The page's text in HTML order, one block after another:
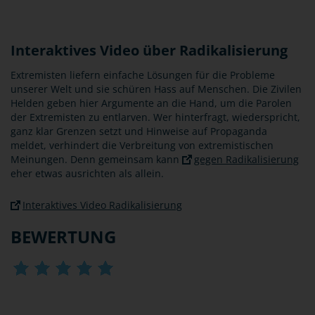
Interaktives Video über Radikalisierung
Extremisten liefern einfache Lösungen für die Probleme
unserer Welt und sie schüren Hass auf Menschen. Die Zivilen
Helden geben hier Argumente an die Hand, um die Parolen
der Extremisten zu entlarven. Wer hinterfragt, wiederspricht,
ganz klar Grenzen setzt und Hinweise auf Propaganda
meldet, verhindert die Verbreitung von extremistischen
Meinungen. Denn gemeinsam kann
gegen Radikalisierung
eher etwas ausrichten als allein.
Interaktives Video Radikalisierung
BEWERTUNG